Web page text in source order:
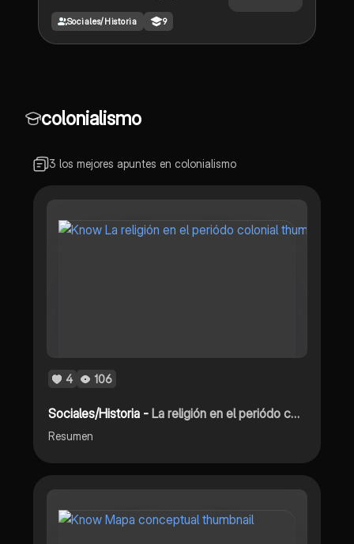
Sociales/Historia 9
colonialismo
3 los mejores apuntes en colonialismo
4 106
Sociales/Historia -La religión en el periódo colonial
Resumen